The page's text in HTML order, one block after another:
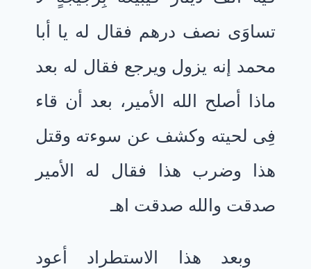
تساوَى نصف درهم فقال له يا أبا
محمد إنه يزول ويرجع فقال له بعد
ماذا أصلح الله الأمير، بعد أن قاء
فِى لحيته وكشف عن سوءته وقتل
هذا وضرب هذا فقال له الأمير
صدقت والله صدقت اهـ
وبعد هذا الاستطراد أعود